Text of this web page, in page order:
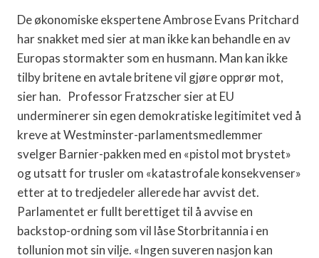
De økonomiske ekspertene Ambrose Evans Pritchard
har snakket med sier at man ikke kan behandle en av
Europas stormakter som en husmann. Man kan ikke
tilby britene en avtale britene vil gjøre opprør mot,
sier han. Professor Fratzscher sier at EU
underminerer sin egen demokratiske legitimitet ved å
kreve at Westminster-parlamentsmedlemmer
svelger Barnier-pakken med en «pistol mot brystet»
og utsatt for trusler om «katastrofale konsekvenser»
etter at to tredjedeler allerede har avvist det.
Parlamentet er fullt berettiget til å avvise en
backstop-ordning som vil låse Storbritannia i en
tollunion mot sin vilje. «Ingen suveren nasjon kan